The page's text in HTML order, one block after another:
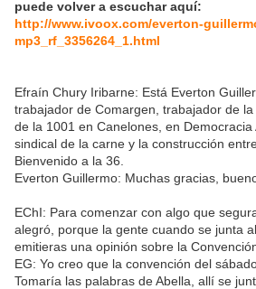
puede volver a escuchar aquí:
http://www.ivoox.com/everton-
mp3_rf_3356264_1.html
Efraín Chury Iribarne: Está Everton
trabajador de Comargen, trabajador de
de la 1001 en Canelones, en
sindical de la carne y la construcción
Bienvenido a la 36.
Everton Guillermo: Muchas gracias,
EChI: Para comenzar con algo que
alegró, porque la gente cuando se junta
emitieras una opinión sobre la
EG: Yo creo que la convención del
Tomaría las palabras de Abella, allí se